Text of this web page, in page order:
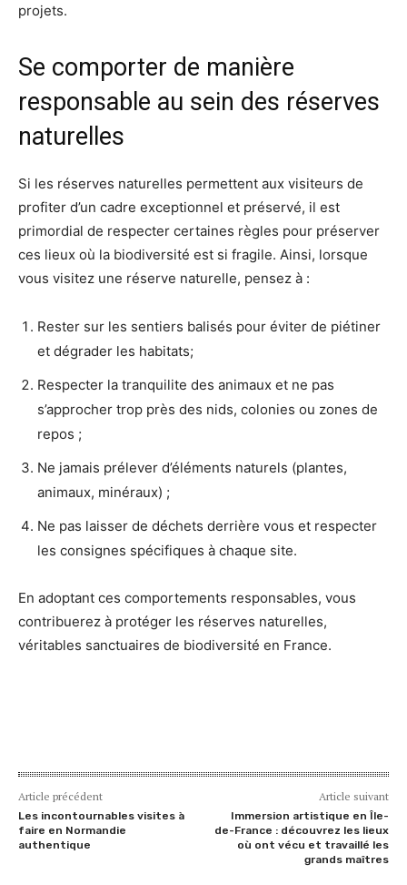
projets.
Se comporter de manière
responsable au sein des réserves
naturelles
Si les réserves naturelles permettent aux visiteurs de
profiter d’un cadre exceptionnel et préservé, il est
primordial de respecter certaines règles pour préserver
ces lieux où la biodiversité est si fragile. Ainsi, lorsque
vous visitez une réserve naturelle, pensez à :
Rester sur les sentiers balisés pour éviter de piétiner
et dégrader les habitats;
Respecter la tranquilite des animaux et ne pas
s’approcher trop près des nids, colonies ou zones de
repos ;
Ne jamais prélever d’éléments naturels (plantes,
animaux, minéraux) ;
Ne pas laisser de déchets derrière vous et respecter
les consignes spécifiques à chaque site.
En adoptant ces comportements responsables, vous
contribuerez à protéger les réserves naturelles,
véritables sanctuaires de biodiversité en France.
Article précédent
Les incontournables visites à
faire en Normandie
authentique
Article suivant
Immersion artistique en Île-
de-France : découvrez les lieux
où ont vécu et travaillé les
grands maîtres